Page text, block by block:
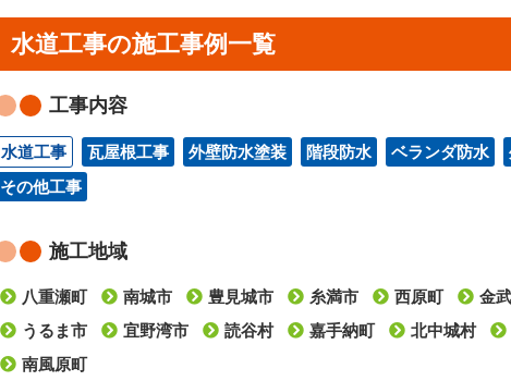
水道工事の施工事例一覧
工事内容
水道工事 瓦屋根工事 外壁防水塗装 階段防水 ベランダ防水
その他工事
施工地域
八重瀬町 南城市 豊見城市 糸満市 西原町
金
うるま市
宜野湾市 読谷村 嘉手納町
北中城村
南風原町